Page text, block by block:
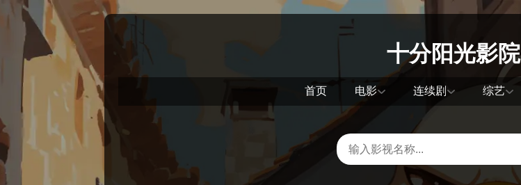
十分阳光影院
首页 电影 连续剧 综艺